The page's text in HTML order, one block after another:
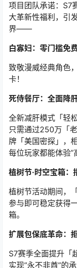
项目团队承诺：S7
大革新性福利，引
界——
白寡妇：零门槛免
致敬漫威经典角色
卡！
死侍餐厅：全面降
全新减肝模式「轻
只需通过250万「
牌「美国密探」，
每位玩家都能体验”
植树节·时空宝箱：
植树节活动期间，
参与即可稳定获得
箱。
扩展包保底革命：
S7赛季全面提升「
实现”永不非酋”的承